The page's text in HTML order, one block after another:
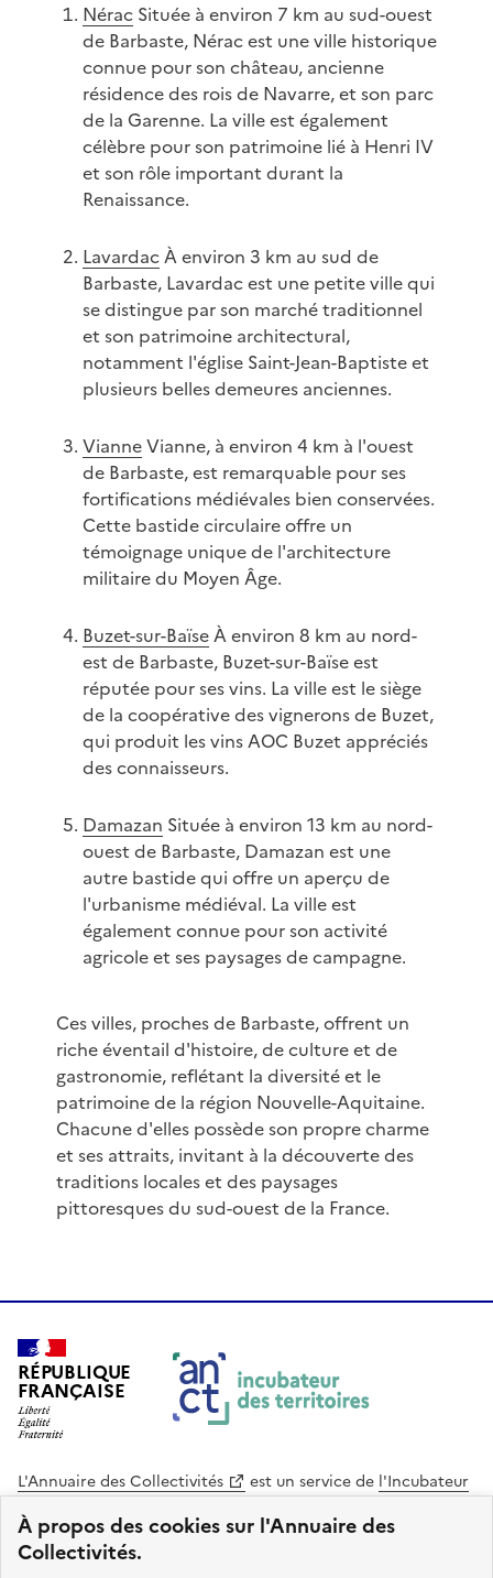
À propos des cookies sur l'Annuaire des
Collectivités.
NéracSituée à environ 7 km au sud-ouest
de Barbaste, Nérac est une ville historique
connue pour son château, ancienne
résidence des rois de Navarre, et son parc
de la Garenne. La ville est également
célèbre pour son patrimoine lié à Henri IV
et son rôle important durant la
Renaissance.
LavardacÀ environ 3 km au sud de
Barbaste, Lavardac est une petite ville qui
se distingue par son marché traditionnel
et son patrimoine architectural,
notamment l'église Saint-Jean-Baptiste et
plusieurs belles demeures anciennes.
VianneVianne, à environ 4 km à l'ouest
de Barbaste, est remarquable pour ses
fortifications médiévales bien conservées.
Cette bastide circulaire offre un
témoignage unique de l'architecture
militaire du Moyen Âge.
Buzet-sur-BaïseÀ environ 8 km au nord-
est de Barbaste, Buzet-sur-Baïse est
réputée pour ses vins. La ville est le siège
de la coopérative des vignerons de Buzet,
qui produit les vins AOC Buzet appréciés
des connaisseurs.
Damazan Située à environ 13 km au nord-
ouest de Barbaste, Damazan est une
autre bastide qui offre un aperçu de
l'urbanisme médiéval. La ville est
également connue pour son activité
agricole et ses paysages de campagne.
Ces villes, proches de Barbaste, offrent un
riche éventail d'histoire, de culture et de
gastronomie, reflétant la diversité et le
patrimoine de la région Nouvelle-Aquitaine.
Chacune d'elles possède son propre charme
et ses attraits, invitant à la découverte des
traditions locales et des paysages
pittoresques du sud-ouest de la France.
RÉPUBLIQUE
FRANÇAISE
L'Annuaire des Collectivités est un service de l'Incubateur
des Territoires
Cohésion des Territoires
. Le code source de ce site web
est disponible en licence libre. Le design de ce site est conçu